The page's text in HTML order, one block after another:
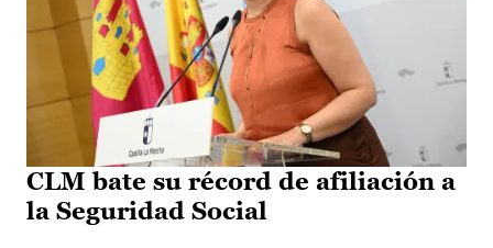
CLM bate su récord de afiliación a
la Seguridad Social